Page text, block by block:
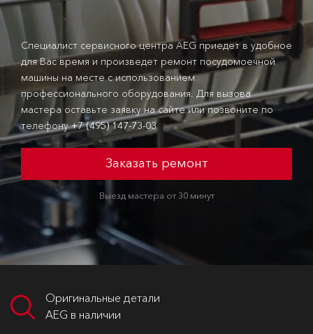
Специалист сервисного центра AEG приедет в удобное
для Вас время и произведет ремонт посудомоечной
машины на месте с использованием
профессионального оборудования. Для вызова
мастера оставьте заявку на сайте или позвоните по
телефону+7 (495) 147-73-03
Заказать ремонт
Выезд мастера от 30 минут
Оригинальные детали
AEG в наличии